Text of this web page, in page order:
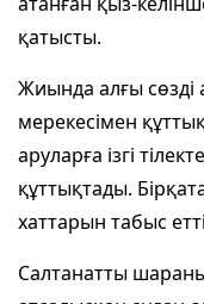
қатысты.
Жиында алғы сөзді
мерекесімен
аруларға ізгі
құттықтады.
хаттарын табыс
Салтанатты